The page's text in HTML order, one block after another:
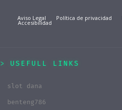
Aviso Legal Política de privacidad
Accesibilidad
USEFULL LINKS
slot dana
benteng786